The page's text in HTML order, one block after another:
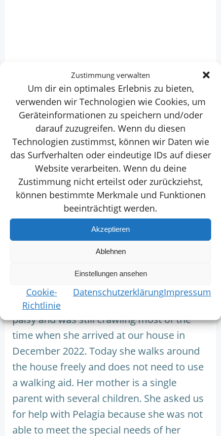
Zustimmung verwalten
Um dir ein optimales Erlebnis zu bieten,
verwenden wir Technologien wie Cookies, um
Geräteinformationen zu speichern und/oder
darauf zuzugreifen. Wenn du diesen
Technologien zustimmst, können wir Daten wie
das Surfverhalten oder eindeutige IDs auf dieser
Website verarbeiten. Wenn du deine
Zustimmung nicht erteilst oder zurückziehst,
können bestimmte Merkmale und Funktionen
beeinträchtigt werden.
Akzeptieren
Ablehnen
Einstellungen ansehen
Cookie-
Richtlinie
DatenschutzerklärungImpressum
Pelagia ist ein fröhliches Mädchen. Sie hat
eine zerebrale Bewegungsstörung und
krabbelte noch sehr viel bei ihrer Ankunft
im Dezember 2022. Inzwischen läuft sie
frei und ohne Gehhilfe durchs Haus. Ihre
Mutter ist alleinerziehend mit mehreren
Kindern und konnte den Bedürfnissen von
Pelagia nicht mehr gerecht werden. Sie
spielt am liebsten mit anderen Kindern
Pelagia is a cheerful girl. She has a cerebral
palsy and was still crawling most of the
time when she arrived at our house in
December 2022. Today she walks around
the house freely and does not need to use
a walking aid. Her mother is a single
parent with several children. She asked us
for help with Pelagia because she was not
able to meet the special needs of her